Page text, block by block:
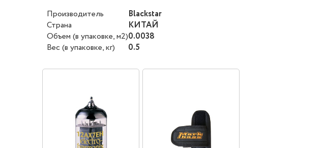
Производитель
Blackstar
Страна
КИТАЙ
Объем (в упаковке, м2)0.0038
Вес (в упаковке, кг)
0.5